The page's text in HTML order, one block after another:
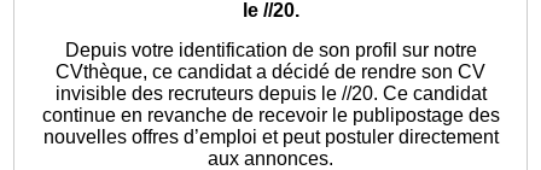
le //20.
Depuis votre identification de son profil sur notre
CVthèque, ce candidat a décidé de rendre son CV
invisible des recruteurs depuis le //20. Ce candidat
continue en revanche de recevoir le publipostage des
nouvelles offres d’emploi et peut postuler directement
aux annonces.